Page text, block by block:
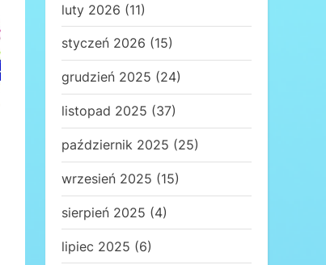
luty 2026 (11)
styczeń 2026 (15)
grudzień 2025 (24)
listopad 2025 (37)
październik 2025 (25)
wrzesień 2025 (15)
sierpień 2025 (4)
lipiec 2025 (6)